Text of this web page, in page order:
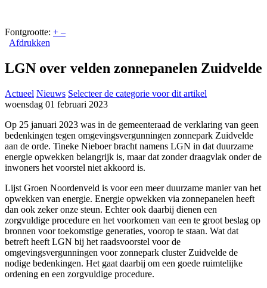
Fontgrootte: + –
Afdrukken
LGN over velden zonnepanelen Zuidvelde
Actueel Nieuws Selecteer de categorie voor dit artikel
woensdag 01 februari 2023
Op 25 januari 2023 was in de gemeenteraad de verklaring van geen
bedenkingen tegen omgevingsvergunningen zonnepark Zuidvelde
aan de orde. Tineke Nieboer bracht namens LGN in dat duurzame
energie opwekken belangrijk is, maar dat zonder draagvlak onder de
inwoners het voorstel niet akkoord is.
Lijst Groen Noordenveld is voor een meer duurzame manier van het
opwekken van energie. Energie opwekken via zonnepanelen heeft
dan ook zeker onze steun. Echter ook daarbij dienen een
zorgvuldige procedure en het voorkomen van een te groot beslag op
bronnen voor toekomstige generaties, voorop te staan. Wat dat
betreft heeft LGN bij het raadsvoorstel voor de
omgevingsvergunningen voor zonnepark cluster Zuidvelde de
nodige bedenkingen. Het gaat daarbij om een goede ruimtelijke
ordening en een zorgvuldige procedure.